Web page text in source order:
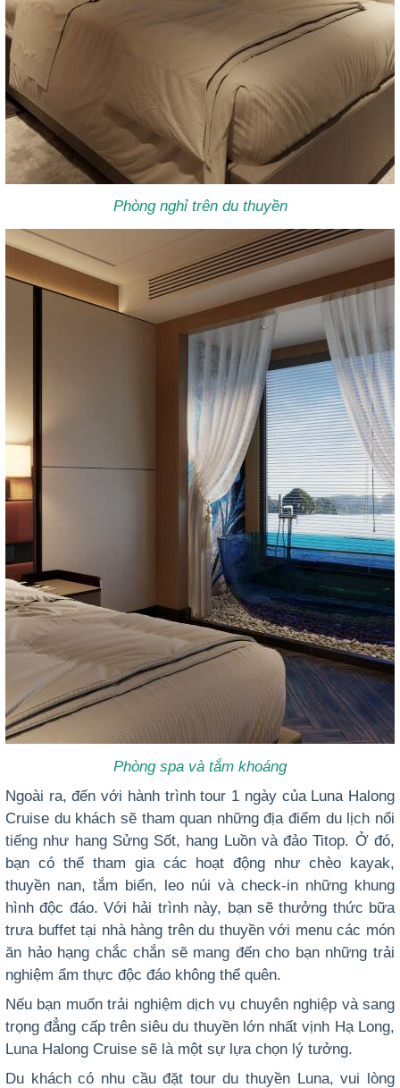
Phòng nghỉ trên du thuyền
Phòng spa và tắm khoáng
Ngoài ra, đến với hành trình tour 1 ngày của Luna Halong
Cruise du khách sẽ tham quan những địa điểm du lịch nổi
tiếng như hang Sửng Sốt, hang Luồn và đảo Titop. Ở đó,
bạn có thể tham gia các hoạt động như chèo kayak,
thuyền nan, tắm biển, leo núi và check-in những khung
hình độc đáo. Với hải trình này, bạn sẽ thưởng thức bữa
trưa buffet tại nhà hàng trên du thuyền với menu các món
ăn hảo hạng chắc chắn sẽ mang đến cho bạn những trải
nghiệm ẩm thực độc đáo không thể quên.
Nếu bạn muốn trải nghiệm dịch vụ chuyên nghiệp và sang
trọng đẳng cấp trên siêu du thuyền lớn nhất vịnh Hạ Long,
Luna Halong Cruise sẽ là một sự lựa chọn lý tưởng.
Du khách có nhu cầu đặt tour du thuyền Luna, vui lòng